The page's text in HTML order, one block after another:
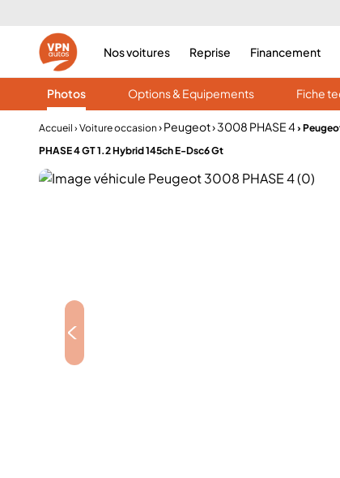
Nos voitures Reprise Financement
Photos Options & Equipements Fiche
Accueil › Voiture occasion › Peugeot› 3008 PHASE 4›
PHASE 4 GT 1.2 Hybrid 145ch E-Dsc6 Gt
<